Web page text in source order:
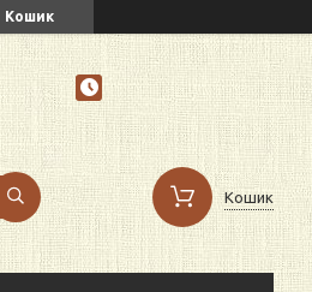
Кошик
Кошик